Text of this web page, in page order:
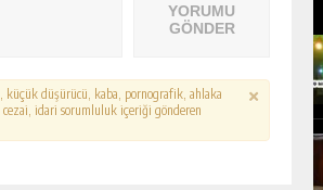
YORUMU
GÖNDER
küçük düşürücü, kaba, pornografik, ahlaka
idari sorumluluk içeriği gönderen